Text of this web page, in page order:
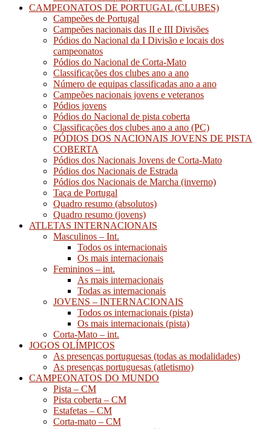
CAMPEONATOS DE PORTUGAL (CLUBES)
Campeões de Portugal
Campeões nacionais das II e III Divisões
Pódios do Nacional da I Divisão e locais dos
campeonatos
Pódios do Nacional de Corta-Mato
Classificações dos clubes ano a ano
Número de equipas classificadas ano a ano
Campeões nacionais jovens e veteranos
Pódios jovens
Pódios do Nacional de pista coberta
Classificações dos clubes ano a ano (PC)
PÓDIOS DOS NACIONAIS JOVENS DE PISTA
COBERTA
Pódios dos Nacionais Jovens de Corta-Mato
Pódios dos Nacionais de Estrada
Pódios dos Nacionais de Marcha (inverno)
Taça de Portugal
Quadro resumo (absolutos)
Quadro resumo (jovens)
ATLETAS INTERNACIONAIS
Masculinos – Int.
Todos os internacionais
Os mais internacionais
Femininos – int.
As mais internacionais
Todas as internacionais
JOVENS – INTERNACIONAIS
Todos os internacionais (pista)
Os mais internacionais (pista)
Corta-Mato – int.
JOGOS OLÍMPICOS
As presenças portuguesas (todas as modalidades)
As presenças portuguesas (atletismo)
CAMPEONATOS DO MUNDO
Pista – CM
Pista coberta – CM
Estafetas – CM
Corta-mato – CM